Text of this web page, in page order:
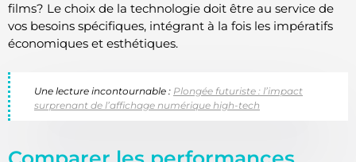
films? Le choix de la technologie doit être au service de
vos besoins spécifiques, intégrant à la fois les impératifs
économiques et esthétiques.
Une lecture incontournable : Plongée futuriste : l’impact
surprenant de l’affichage numérique high-tech